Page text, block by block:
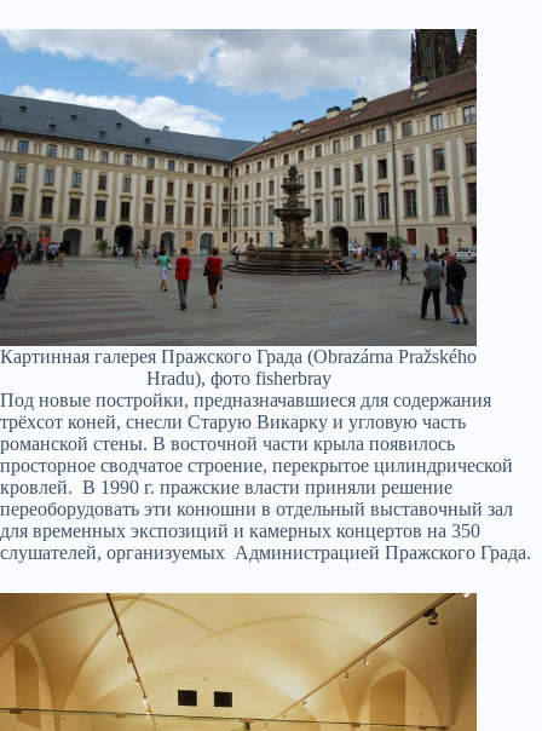
Картинная галерея Пражского Града (Obrazárna Pražského
Hradu), фото fisherbray
Под новые постройки, предназначавшиеся для содержания
трёхсот коней, снесли Старую Викарку и угловую часть
романской стены. В восточной части крыла появилось
просторное сводчатое строение, перекрытое цилиндрической
кровлей. В 1990 г. пражские власти приняли решение
переоборудовать эти конюшни в отдельный выставочный зал
для временных экспозиций и камерных концертов на 350
слушателей, организуемых Администрацией Пражского Града.